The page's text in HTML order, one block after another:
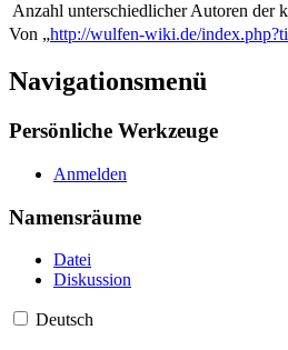
Anzahl unterschiedlicher Autoren der
Von „http://wulfen-wiki.de/
Navigationsmenü
Persönliche Werkzeuge
Anmelden
Namensräume
Datei
Diskussion
Deutsch